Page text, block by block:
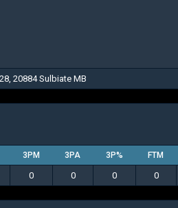
20884 Sulbiate MB
3PM 3PA 3P% FTM
0 0 0 0